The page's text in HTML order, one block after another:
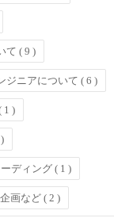
て ( 9 )
ジニアについて ( 6 )
1 )
ディング( 1 )
画など( 2 )